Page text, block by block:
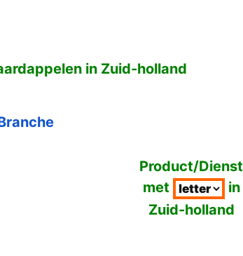
in Zuid-holland
Product/Dienst
met
in
Zuid-holland